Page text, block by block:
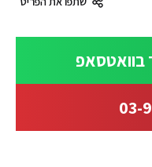
בוואטסאפ